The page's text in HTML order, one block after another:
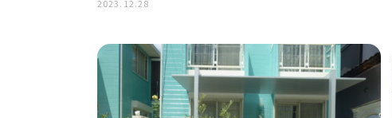
2023.12.28